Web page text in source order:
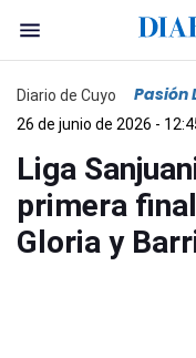
Diario de Cuyo Pasión
26 de junio de 2026 -
Liga
primera
Gloria y